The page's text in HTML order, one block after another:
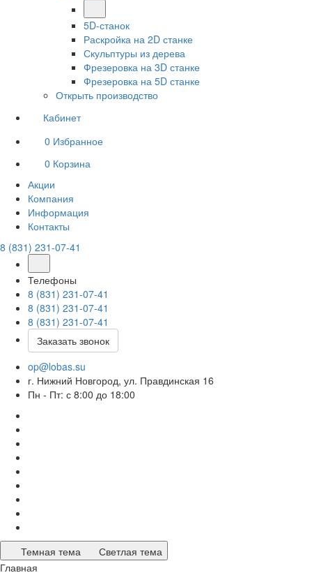
5D-станок
Раскройка на 2D станке
Скульптуры из дерева
Фрезеровка на 3D станке
Фрезеровка на 5D станке
Открыть производство
Кабинет
0 Избранное
0 Корзина
Акции
Компания
Информация
Контакты
8 (831) 231-07-41
Телефоны
8 (831) 231-07-41
8 (831) 231-07-41
8 (831) 231-07-41
Заказать звонок
op@lobas.su
г. Нижний Новгород, ул. Правдинская 16
Пн - Пт: с 8:00 до 18:00
Темная тема
Светлая тема
Главная